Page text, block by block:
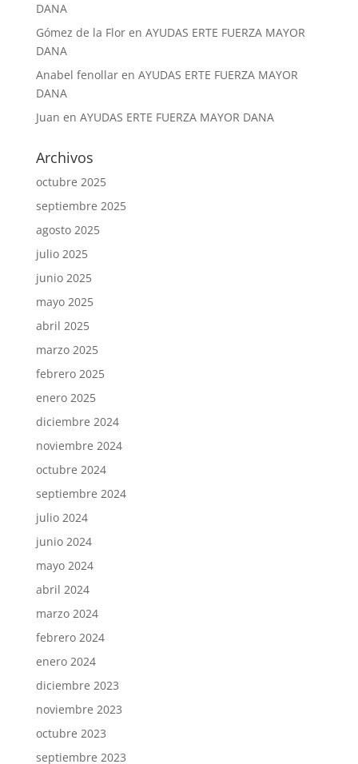
DANA
Gómez de la Floren AYUDAS ERTE FUERZA MAYOR
DANA
Anabel fenollaren AYUDAS ERTE FUERZA MAYOR
DANA
Juan en AYUDAS ERTE FUERZA MAYOR DANA
Archivos
octubre 2025
septiembre 2025
agosto 2025
julio 2025
junio 2025
mayo 2025
abril 2025
marzo 2025
febrero 2025
enero 2025
diciembre 2024
noviembre 2024
octubre 2024
septiembre 2024
julio 2024
junio 2024
mayo 2024
abril 2024
marzo 2024
febrero 2024
enero 2024
diciembre 2023
noviembre 2023
octubre 2023
septiembre 2023